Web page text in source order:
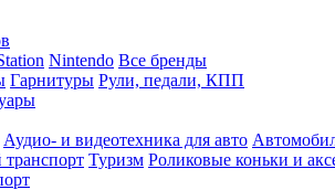
Nintendo Все бренды
Гарнитуры Рули, педали, КПП
Аудио- и видеотехника для авто
Туризм Роликовые коньки и